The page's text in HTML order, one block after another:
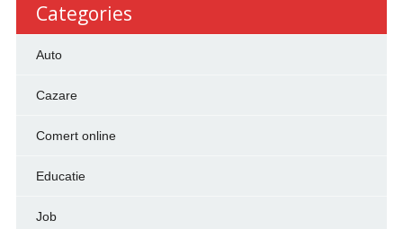
Categories
Auto
Cazare
Comert online
Educatie
Job